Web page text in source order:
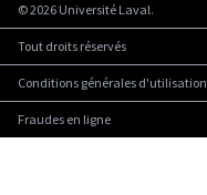
©2026 Université Laval.
Tout droits réservés
Conditions générales d'utilisation
Fraudes en ligne